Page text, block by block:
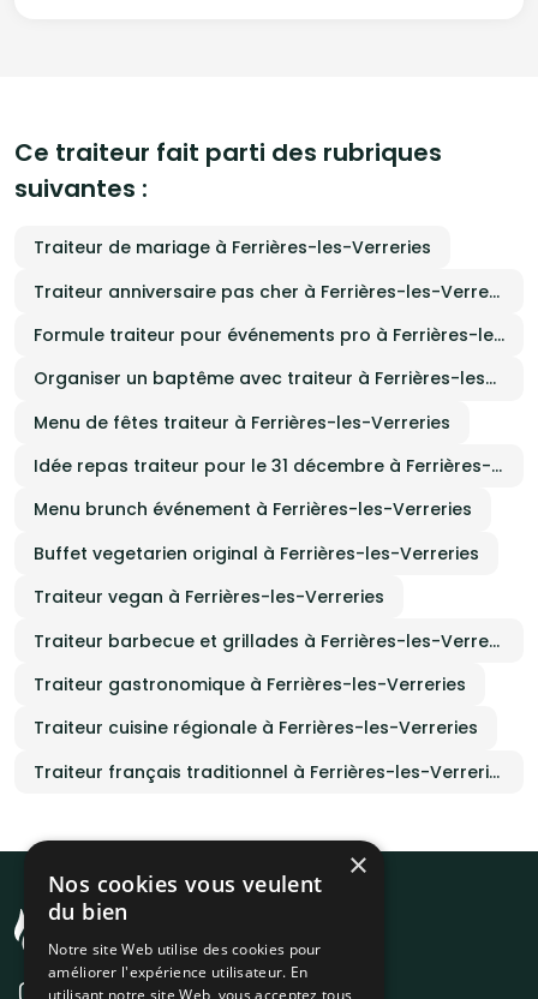
Ce traiteur fait parti des rubriques
suivantes :
Traiteur de mariage à Ferrières-les-Verreries
Traiteur anniversaire pas cher à Ferrières-les-Verreries
Formule traiteur pour événements pro à Ferrières-les-Verreries
Organiser un baptême avec traiteur à Ferrières-les-Verreries
Menu de fêtes traiteur à Ferrières-les-Verreries
Idée repas traiteur pour le 31 décembre à Ferrières-les-Verreries
Menu brunch événement à Ferrières-les-Verreries
Buffet vegetarien original à Ferrières-les-Verreries
Traiteur vegan à Ferrières-les-Verreries
Traiteur barbecue et grillades à Ferrières-les-Verreries
Traiteur gastronomique à Ferrières-les-Verreries
Traiteur cuisine régionale à Ferrières-les-Verreries
Traiteur français traditionnel à Ferrières-les-Verreries
×
Nos cookies vous veulent
du bien
Notre site Web utilise des cookies pour
améliorer l'expérience utilisateur. En
utilisant notre site Web, vous acceptez tous